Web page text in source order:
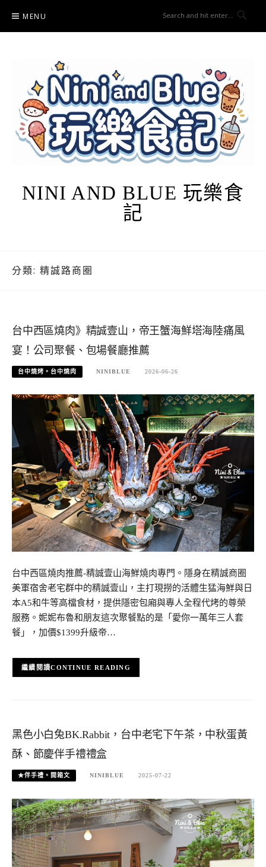
content
MENU
NINI AND BLUE 玩樂食
記
分類: 精誠路商圈
台中西區燒肉》精誠壹山，帝王蟹海鮮塔海陸痛風
宴！公司聚餐、包場餐廳推薦
台中燒烤。台中燒肉 NINIBLUE 2026-06-26
台中西區燒肉推薦-精誠壹山海鮮燒肉專門。隱身在精誠商圈
美軍宿舍老宅群中的精誠壹山，主打現撈的活體生猛海鮮與日
本A5和牛等高檔食材，提供隱密包廂與專人全程代烤的尊榮
服務。妮妮布魯和朋友這次聚餐點的是「愛你一萬年三人套
餐」，加價$1399升級帝…
CONTINUE READING
黑色小白兔BK.Rabbit，台中老宅下午茶，中秋蛋黃
酥、節慶伴手禮禮盒
★伴手禮。開箱文 NINIBLUE 2025-07-22